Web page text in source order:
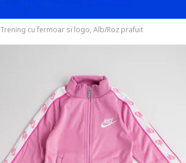
Trening cu fermoar si logo, Alb/Roz prafuit